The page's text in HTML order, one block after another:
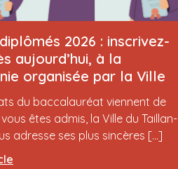
2026 : inscrivez-
aujourd’hui, à la
organisée par la Ville
du baccalauréat viennent de
êtes admis, la Ville du Taillan-
adresse ses plus sincères [...]